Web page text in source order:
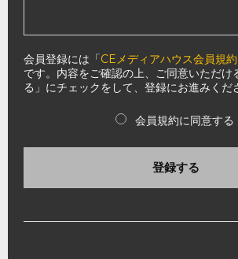
会員登録には「CEメディアハウス会員規約
です。内容をご確認の上、ご同意いただけ
る」にチェックをして、登録にお進みくだ
会員規約に同意する
登録する